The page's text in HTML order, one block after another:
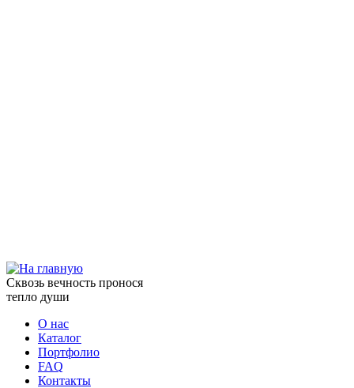
Сквозь вечность пронося
тепло души
О нас
Каталог
Портфолио
FAQ
Контакты